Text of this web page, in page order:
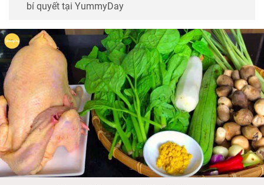
bí quyết tại YummyDay